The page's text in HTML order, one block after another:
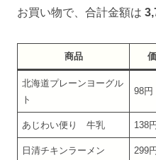
お買い物で、合計金額は
商品
北海道プレーンヨーグル
ト
98円
あじわい便り 牛乳 138
日清チキンラーメン 299円